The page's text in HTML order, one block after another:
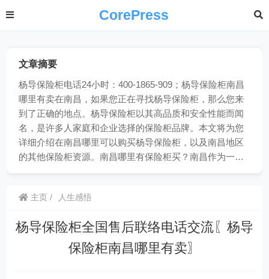
CorePress
文章摘要
杨导保险柜电话24小时：400-1865-909；杨导保险柜南昌
哪里有卖在南昌，如果您正在寻找杨导保险柜，那么您来
到了正确的地点。杨导保险柜以其高品质和安全性能而闻
名，是许多人家庭和企业选择的保险柜品牌。本文将为您
详细介绍在南昌哪里可以购买杨导保险柜，以及南昌地区
的其他保险柜资源。南昌哪里有保险柜买？南昌作为一…
主页 人生感悟
杨导保险柜全国售后联络电话交流〖杨导
保险柜南昌哪里有卖〗